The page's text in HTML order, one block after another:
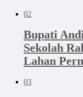
02
Bupati
Sekolah
Lahan
03